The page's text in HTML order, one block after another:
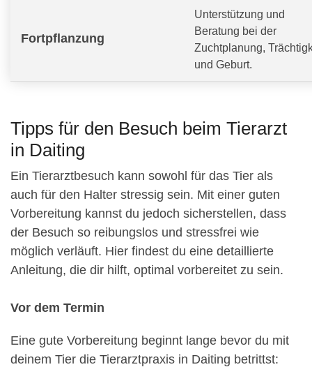
Fortpflanzung
Unterstützung und
Beratung bei der
Zuchtplanung,
und Geburt.
Tipps für den Besuch beim Tierarzt
in Daiting
Ein Tierarztbesuch kann sowohl für das Tier als
auch für den Halter stressig sein. Mit einer guten
Vorbereitung kannst du jedoch sicherstellen, dass
der Besuch so reibungslos und stressfrei wie
möglich verläuft. Hier findest du eine detaillierte
Anleitung, die dir hilft, optimal vorbereitet zu sein.
Vor dem Termin
Eine gute Vorbereitung beginnt lange bevor du mit
deinem Tier die Tierarztpraxis in Daiting betrittst: